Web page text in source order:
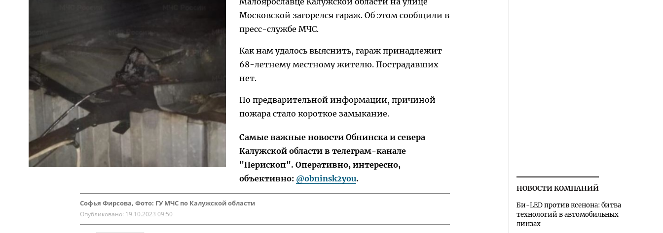
Московской загорелся гараж. Об этом сообщили в
пресс-службе МЧС.
Как нам удалось выяснить, гараж принадлежит
68-летнему местному жителю. Пострадавших
нет.
По предварительной информации, причиной
пожара стало короткое замыкание.
Самые важные новости Обнинска и севера
Калужской области в телеграм-канале
"Перископ". Оперативно, интересно,
объективно: @obninsk2you.
Софья Фирсова, Фото: ГУ МЧС по Калужской области
Опубликовано: 19.10.2023 09:50
НОВОСТИ КОМПАНИЙ
Би-LED против ксенона: битва
технологий в автомобильных
линзах